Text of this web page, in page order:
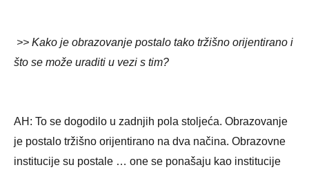
>> Kako je obrazovanje postalo tako tržišno orijentirano i
što se može uraditi u vezi s tim?
AH: To se dogodilo u zadnjih pola stoljeća. Obrazovanje
je postalo tržišno orijentirano na dva načina. Obrazovne
institucije su postale … one se ponašaju kao institucije